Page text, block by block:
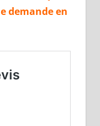
demande en